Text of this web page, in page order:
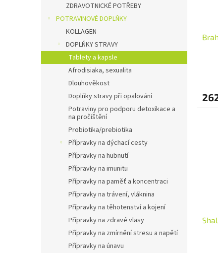
ZDRAVOTNICKÉ POTŘEBY
POTRAVINOVÉ DOPLŇKY
KOLLAGEN
DOPLŇKY STRAVY
Tablety a kapsle
Afrodisiaka, sexualita
Dlouhověkost
Doplňky stravy při opalování
Potraviny pro podporu detoxikace a
na pročištění
Probiotika/prebiotika
Přípravky na dýchací cesty
Přípravky na hubnutí
Přípravky na imunitu
Přípravky na paměť a koncentraci
Přípravky na trávení, vláknina
Přípravky na těhotenství a kojení
Přípravky na zdravé vlasy
Přípravky na zmírnění stresu a napětí
Přípravky na únavu